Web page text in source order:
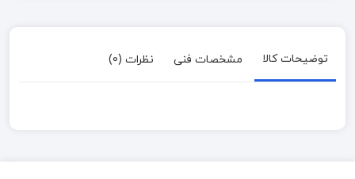
توضیحات کالا مشخصات فنی نظرات (0)